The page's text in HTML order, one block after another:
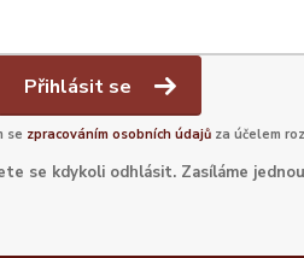
Přihlásit se
se zpracováním osobních údajůza účelem
se kdykoli odhlásit. Zasíláme